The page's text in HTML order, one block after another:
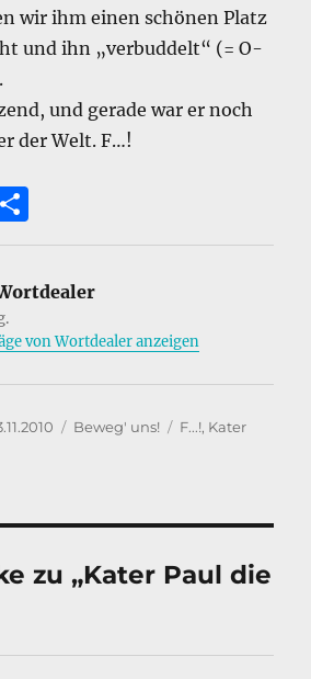
wir ihm einen schönen Platz
und ihn „verbuddelt“ (= O-
und gerade war er noch
der Welt. F…!
ei
le
n
von Wortdealer anzeigen
Kategorien
Beweg' uns! Schlagwörter
F...!, Kater
zu „Kater Paul die